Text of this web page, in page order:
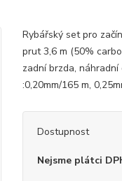
Rybářský set pro
prut 3,6 m (50%
zadní brzda,
:0,20mm/165 m,
Dostupnost
Nejsme plátci